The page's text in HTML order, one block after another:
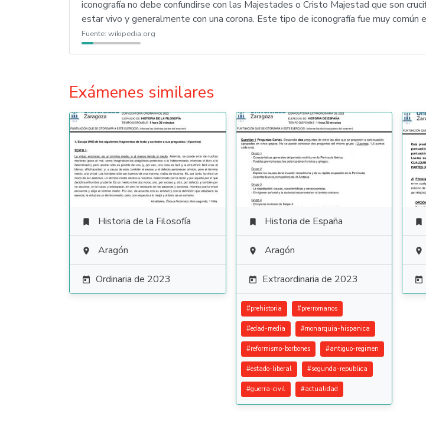
iconografía no debe confundirse con las Majestades o Cristo Majestad que son
estar vivo y generalmente con una corona. Este tipo de iconografía fue muy común
Fuente: wikipedia.org
Exámenes similares
 Historia de la Filosofía
 Aragón
 Ordinaria de 2023
 Historia de España
 Aragón
 Extraordinaria de 2023
#prehistoria #prerromanos
#edad-media #monarquia-hispanica
#reformismo-borbones #antiguo-regimen
#estado-liberal #segunda-republica
#guerra-civil #actualidad


